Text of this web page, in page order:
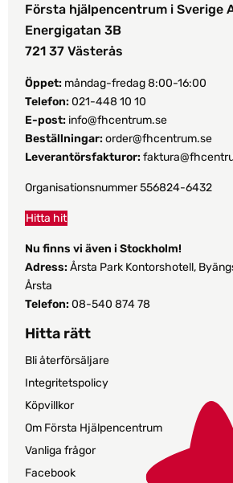
Första hjälpencentrum i Sverige
Energigatan 3B
721 37 Västerås
Öppet: måndag-fredag 8:00-16:00
Telefon:021-448 10 10
E-post: info@fhcentrum.se
Beställningar: order@fhcentrum.se
Leverantörsfakturor:
Organisationsnummer 556824-6432
Hitta hit
Nu finns vi även i Stockholm!
Adress: Årsta Park Kontorshotell,
Årsta
Telefon: 08-540 874 78
Hitta rätt
Bli återförsäljare
Integritetspolicy
Köpvillkor
Om Första Hjälpencentrum
Vanliga frågor
Facebook